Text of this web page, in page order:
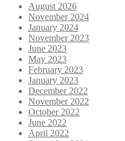
August 2026
November 2024
January 2024
November 2023
June 2023
May 2023
February 2023
January 2023
December 2022
November 2022
October 2022
June 2022
April 2022